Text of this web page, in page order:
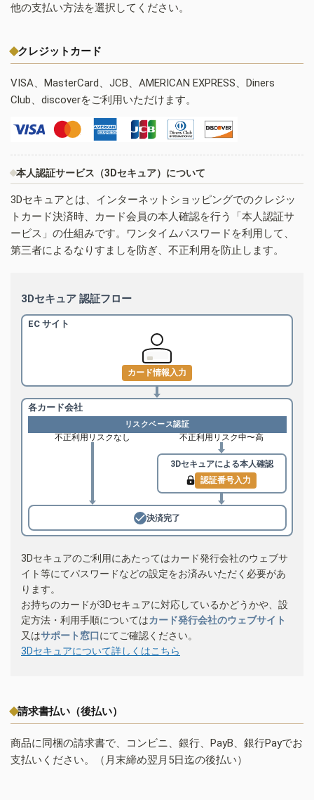
他の支払い方法を選択してください。
クレジットカード
VISA、MasterCard、JCB、AMERICAN EXPRESS、Diners
Club、discoverをご利用いただけます。
本人認証サービス（3Dセキュア）について
3Dセキュアとは、インターネットショッピングでのクレジッ
トカード決済時、カード会員の本人確認を行う「本人認証サ
ービス」の仕組みです。ワンタイムパスワードを利用して、
第三者によるなりすましを防ぎ、不正利用を防止します。
3Dセキュア 認証フロー
EC サイト
カード情報入力
各カード会社
リスクベース認証
不正利用リスクなし 不正利用リスク中〜高
3Dセキュアによる本人確認
認証番号入力
決済完了
3Dセキュアのご利用にあたってはカード発行会社のウェブサ
イト等にてパスワードなどの設定をお済みいただく必要があ
ります。
お持ちのカードが3Dセキュアに対応しているかどうかや、設
定方法・利用手順についてはカード発行会社のウェブサイト
又はサポート窓口にてご確認ください。
3Dセキュアについて詳しくはこちら
請求書払い（後払い）
商品に同梱の請求書で、コンビニ、銀行、PayB、銀行Payでお
支払いください。（月末締め翌月5日迄の後払い）